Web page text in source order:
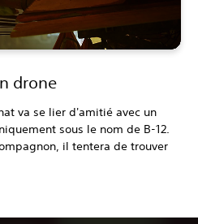
drone
va se lier d'amitié avec un
sous le nom de B-12.
il tentera de trouver